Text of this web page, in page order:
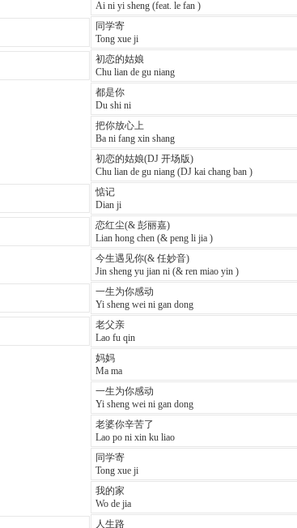
Ai ni yi sheng (feat. le fan )
同学寄
Tong xue ji
初恋的姑娘
Chu lian de gu niang
都是你
Du shi ni
把你放心上
Ba ni fang xin shang
初恋的姑娘(DJ 开场版)
Chu lian de gu niang (DJ kai chang ban )
惦记
Dian ji
恋红尘(& 彭丽嘉)
Lian hong chen (& peng li jia )
今生遇见你(& 任妙音)
Jin sheng yu jian ni (& ren miao yin )
一生为你感动
Yi sheng wei ni gan dong
老父亲
Lao fu qin
妈妈
Ma ma
一生为你感动
Yi sheng wei ni gan dong
老婆你辛苦了
Lao po ni xin ku liao
同学寄
Tong xue ji
我的家
Wo de jia
人生路